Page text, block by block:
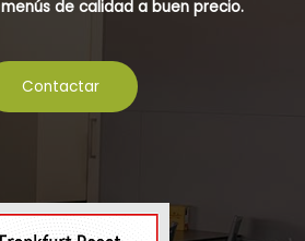
menús de calidad a buen precio.
Contactar